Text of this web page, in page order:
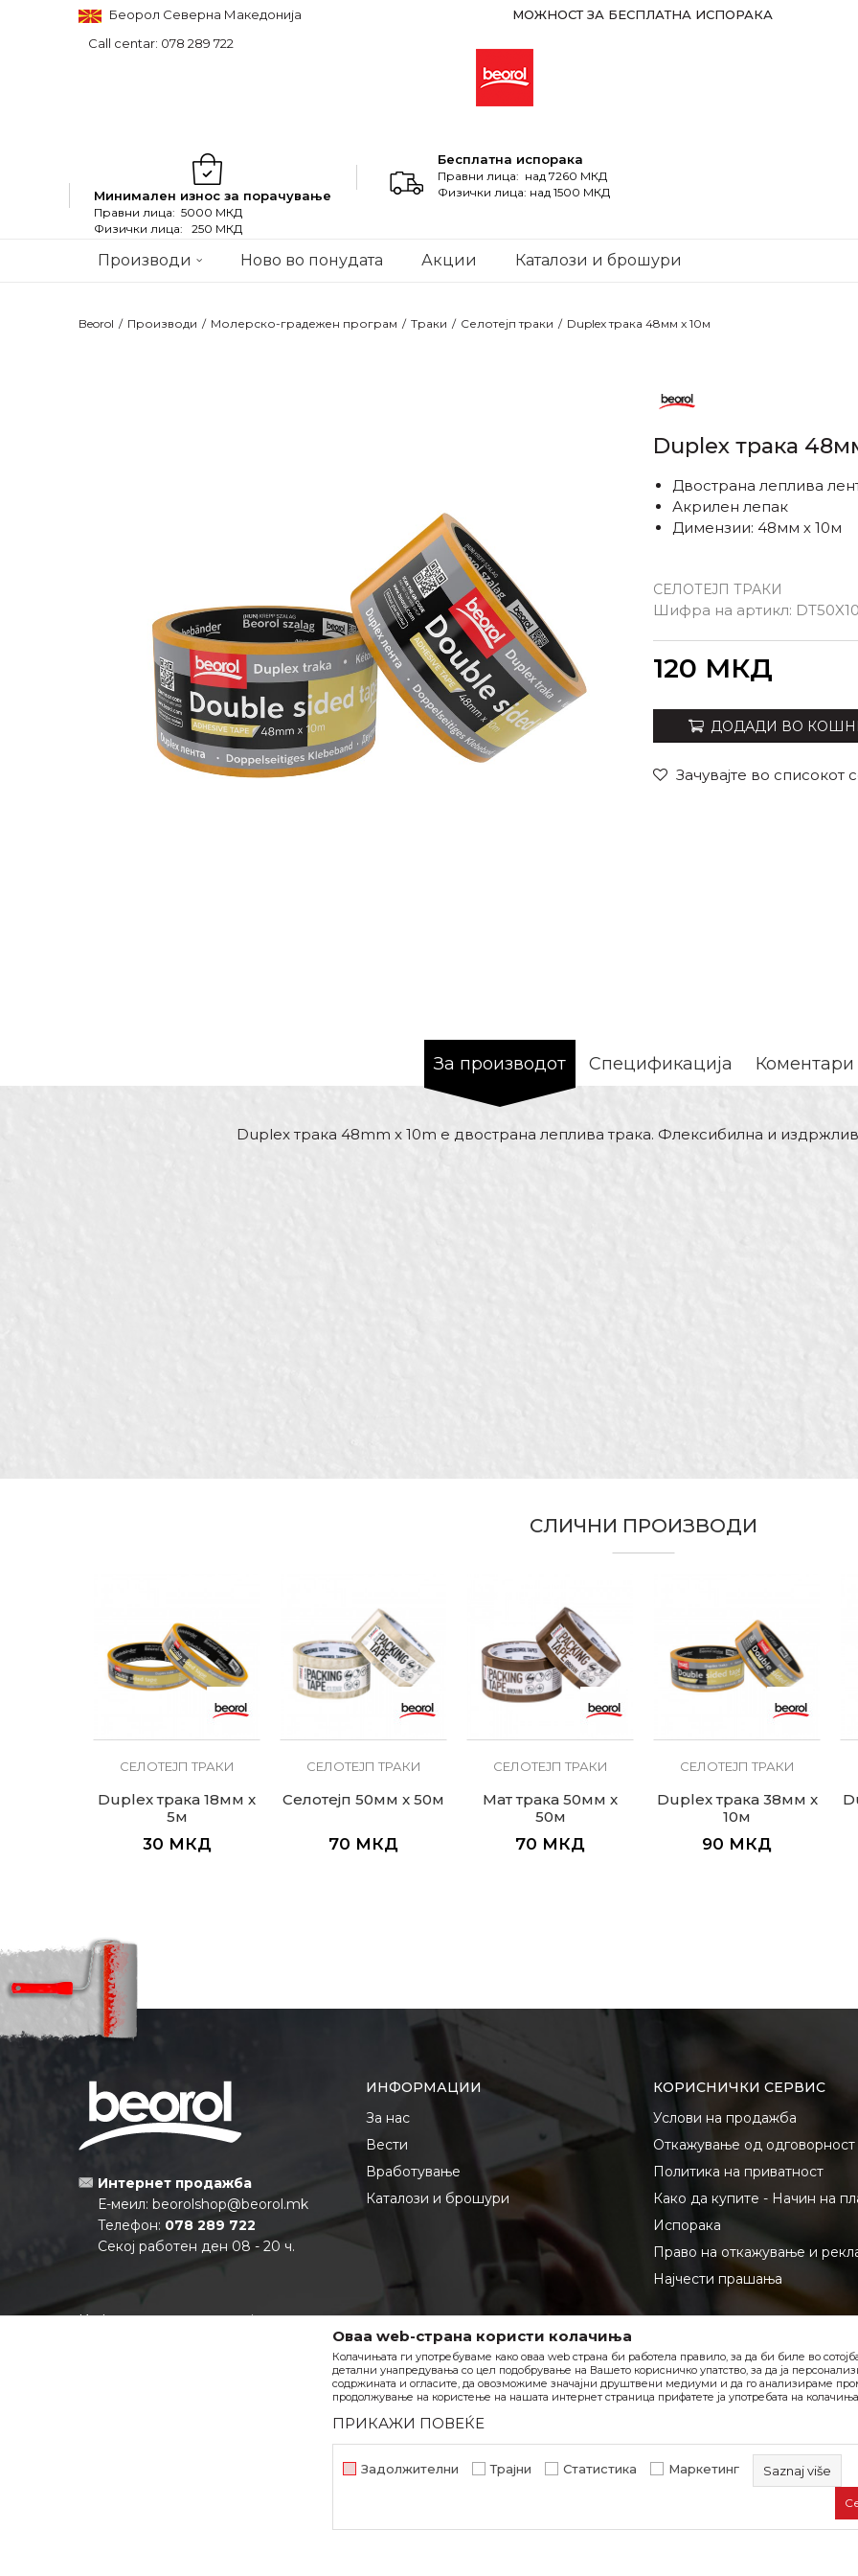
Беорол Северна Македонија
Call centar: 078 289 722
МОЖНОСТ ЗА БЕСПЛАТНА ИСПОРАКА
Минимален износ за порачување
Правни лица: 5000 МКД
Физички лица: 250 МКД
Бесплатна испорака
Правни лица: над 7260 МКД
Физички лица: над 1500 МКД
Производи Ново во понудата Акции Каталози и брошури
Beorol Производи Молерско-градежен програм Траки Селотејп траки Duplex трака 48мм x 10м
Duplex трака
СЕЛОТЕЈП ТРАКИ
Шифра на артикл:
Двострана леплива
Акрилен лепак
Димензии: 48мм х 10м
120 МКД
ДОДАДИ ВО
Зачувајте во списокот
За производот Спецификација Коментари
Duplex трака 48mm x 10m е двострана леплива трака. Флексибилна и
Двострано леплива трака
СЛИЧНИ ПРОИЗВОДИ
СЕЛОТЕЈП ТРАКИ
Duplex трака 18мм x
5м
30 МКД
СЕЛОТЕЈП ТРАКИ
Селотејп 50мм x 50м
70 МКД
СЕЛОТЕЈП ТРАКИ
Мат трака 50мм x
50м
70 МКД
СЕЛОТЕЈП ТРАКИ
Duplex трака 38мм x
10м
90 МКД
Интернет продажба
Е-меил: beorolshop@beorol.mk
Телефон: 078 289 722
Секој работен ден 08 - 20 ч.
Информации за компанијата:
ИНФОРМАЦИИ
За нас
Вести
Вработување
Каталози и брошури
КОРИСНИЧКИ СЕРВИС
Услови на продажба
Откажување од одговорност
Политика на приватност
Како да купите - Начин на
Испорака
Право на откажување и
Најчести прашања
Оваа web-страна користи колачиња
Колачињата ги употребуваме како оваа web страна би работела правило, за да би биле во
детални унапредувања со цел подобрување на Вашето корисничко упатство, за да ја
содржината и огласите, да овозможиме значајни друштвени медиуми и да го анализираме
продолжување на користење на нашата интернет страница прифатете ја употребата на
ПРИКАЖИ ПОВЕЌЕ
Задолжителни Трајни Статистика Маркетинг Saznaj više